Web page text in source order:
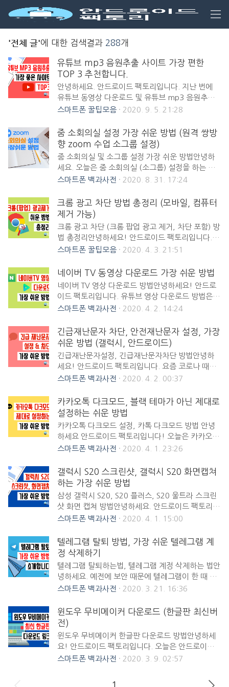
메
'전체 글'에 대한 검색결과 288개
유튜브 mp3 음원추출 사이트 가장 편한
TOP 3 추천합니다.
안녕하세요. 안드로이드 팩토리입니다. 지난 번에
유튜브 동영상 다운로드 및 유튜브 mp3 음원추출
이 가능한 앱/어플을 소개했었는데요. 앱/어플 없이
분들이 계시는 것 같아서 오늘은 유튜브 mp3 음원
추출 사이트 중 가장 편한 TOP 3를 소개하고자 합
니다. 크롬 광고 차단 방법 총정리 (모바일, 컴퓨터
제거 가능) 크롬 광고 차단 (크롬 팝업 광고 제거, 차
단 포함) 방법 총정리 안녕하세요! 안드로이드 팩토
리입니다. 오늘은 크롬 광고 차단 방법을 알아보려
androidsfactory.com 유튜브 mp3 음원 추출 어
플 및 동영상 다운 최고의 앱/어플 다운로드 유튜브
mp3 음원추출 및 유튜브 동영상 다운로드 ..
스마트폰 꿀팁모음 2020. 9. 5. 21:28
줌 소회의실 설정 가장 쉬운 방법 (원격 쌍방
향 zoom 수업 소그룹 설정)
줌 소회의실 및 소그룹 설정 가장 쉬운 방법안녕하
세요. 오늘은 줌 소회의실 (소그룹) 설정을 하는 방
법을 차근차근 쉽게 설명해 보려고 합니다. 제 주변
줌 (zoom) 설정하는 방법에 대해서 물어보시는 분
들이 많습니다. 특히 줌으로 원격 쌍방향 수업을 하
면서 소그룹 및 소회의실을 어떻게 설정하는지 물어
보시는 선생님들이 많은데요. 오늘 아주 쉽게 차근
차근 줌 소회의실 기능을 활용해서 소그룹을 운영하
는 방법을 알아보도록 하겠습니다. Zoom 줌 다운
식 다운로드 페이지 -
https://zoom.us/download Zoom 사용법 3분
만에 설명한 글https://parkpictures.tistory.co..
스마트폰 백과사전 2020. 8. 31. 17:24
크롬 광고 차단 방법 총정리 (모바일, 컴퓨터
제거 가능)
크롬 광고 차단 (크롬 팝업 광고 제거, 차단 포함) 방
법 총정리안녕하세요! 안드로이드 팩토리입니다.
오늘은 크롬 광고 차단 방법을 알아보려고 하는데
많으실 것이라고 생각됩니다. 제 블로그 또한 유지
비 때문에 어쩔 수 없이 광고를 달고 있습니다. 그러
나 이용하면서 광고를 보기 싫어하시는 분들도 있을
것이라고 당연히 생각하기 때문에 오늘은 컴퓨터에
서든 모바일에서든 크롬 광고를 제거하는 방법을 알
광고도 제거하는 방법을 알아보겠습니다. 크롬 광고
의 원인은 어려가지입니다.생각보다 크롬 광고의 원
인이 많기 때문에, 광고 제거 및 차단 방법도 여러가
지 입니다. 당연 모든 것을 해결할 수 있는 한가지의
방법이 있으면 ..
스마트폰 꿀팁모음 2020. 4. 3. 21:51
네이버 TV 동영상 다운로드 가장 쉬운 방법
네이버 TV 영상 다운로드 방법안녕하세요! 안드로
이드 팩토리입니다. 유튜브 영상 다운로드 방법은
이미 많이 소개를 했었죠?
버 TV 동영상 혹은 네이버 영상을 다운로드를 프로
그램 설치 필요 없이 아주 쉽게 하는 방법을 알아보
도록 하겠습니다. 그럼 바로 네이버 영상 다운 방법
아래에서 알아보시죠! 네이버 영상 다운로드 방법
소개1. 컴퓨터에서 네이버 동영상 다운 방법2. 핸드
폰에서 네이버 동영상 다운 방법 먼저 컴퓨터에서
링크를 눌러셔 엽니
다.https://bitdownloader.com/naver-video-
downloader ▼ 자신이 다운 받고 싶은 네이버 TV
동영상 페이지의 U..
스마트폰 백과사전 2020. 4. 2. 14:24
긴급재난문자 차단, 안전재난문자 설정, 가장
쉬운 방법 (갤럭시, 안드로이드)
긴급재난문자설정, 긴급재난문자차단 방법안녕하
세요! 안드로이드 팩토리입니다. 요즘 코로나 때문
에 긴급재난문자가 너무 많이 와서 스트레스가 많이
황당했습니다. 그래서 오늘은 간단하게 긴급재난문
자 설정을 바꿔서 차단하는 가장 쉬운 방법을 알아
보도록 하겠습니다! 긴급재난문자 설정 및 차단 방
법 소개 ▼ 먼저 자신이 사용하는 메시지 앱을 들어
갑니다. (스크린샷은 삼성 갤럭시 시리즈를 기준으
로 설명되었습니다만 대부분 안드로이드 스마트폰
기 위해서 ⋮ (메뉴) 버튼을 누릅니다. ▼ 설정에 들
어갑니다. ▼ 아래와 같이 긴급 알림 설정 혹은 재난
알림 설정에 들어갑니다. ▼ 진동만 꺼주는 방법이
있고 완전히 긴급 알림 설정을..
스마트폰 백과사전 2020. 4. 2. 00:37
카카오톡 다크모드, 블랙 테마가 아닌 제대로
설정하는 쉬운 방법
카카오톡 다크모드 설정, 카톡 다크모드 방법 안녕
하세요 안드로이드 팩토리입니다! 오늘은 카카오톡
다크모드를 제대로 설정하는 방법을 알아보도록 하
테마를 설치해서 사용하라는 방법을 많이 소개했었
는데요. 카카오톡도 이제 다크모드를 공식적으로 지
원하게 되면서 빠르게 다크모드를 설정에서 가능하
게 되었습니다. 그럼 바로 카톡 다크모드 방법 알아
보시죠! 카카오톡 다크모드 설정 방법 ▼ 아래 두 사
진을 보시면 둘다 검은색으로 보이지만 사실 왼쪽은
수 있습니다. 오늘은 오른쪽처럼 완전히 검은 다크
모드를 하는 방법을 알아보도록 하겠습니다. (완전
히 검은 다크모드는 아몰레드 디스플레이에서 배터
리도 절약됩니다.) ▼ 우하단에 "…..
스마트폰 백과사전 2020. 4. 1. 23:26
갤럭시 S20 스크린샷, 갤럭시 S20 화면캡쳐
하는 가장 쉬운 방법
삼성 갤럭시 S20, S20 플러스, S20 울트라 스크린
샷 화면 캡쳐 방법안녕하세요. 안드로이드 팩토리입
니다! 저도 최근에 따끈따끈한 갤럭시 S20 울트라
보니 대체 어떻게 스크린샷을 찍을 수 있는지 화면
캡쳐를 할 수 있는지 헷갈리더라고요. 근데 막상 알
고나니까 또 엄청 쉬웠습니다 ;; 그래서 오늘은 간단
하게 S20 스크린샷 화면 캡쳐를 하는 방법을 알아보
도록 하겠습니다. 갤럭시 S20 시리즈 화면 캡쳐 스
크린샷 방법 ▼ 먼저 가장 간단한 스크린샷 캡쳐 방
니다. 예전에는 길게 눌러야 스크린샷 캡쳐가 되었
다면 이제는 잠깐 볼륨▼ + 전원버튼을 동시에 눌러
야 됩니다. (길게 누르면 캡쳐가 안되고 그냥 전원
종..
스마트폰 백과사전 2020. 4. 1. 15:00
텔레그램 탈퇴 방법, 가장 쉬운 텔레그램 계
정 삭제하기
텔레그램 탈퇴하는법, 텔레그램 계정 삭제하는 법안
녕하세요. 예전에 보안 때문에 텔레그램이 한 때 인
기를 끌었는데요. 요즘은 텔레그램 n번방이니 마약
레그램이 쓰이는 바람에 텔레그램의 이미지가 많이
안 좋아졌습니다. 그래서 텔레그램 탈퇴 방법을 궁
금해 하시는 분들도 많아졌는데요. 오늘 텔레그램
탈퇴 가장 쉽게 하는 방법을 알아보도록 하겠습니
다. 텔레그램 탈퇴 방법은 2가지가 있습니다방법①
한 달 후에 스스로 영구 삭제 되게 하는 방법방법②
쉽지만, 지금 바로 탈퇴 및 계정 삭제를 하고 싶으시
스마트폰 백과사전 2020. 3. 21. 16:36
윈도우 무비메이커 다운로드 (한글판 최신버
전)
윈도우 무비메이커 한글판 다운로드 방법안녕하세
요! 안드로이드 팩토리입니다. 오늘은 안드로이드
대신에 윈도우 팁을 들고 왔습니다. 요즘 유튜브 인
그램 중 하나인 윈도우 무비메이커에 대한 관심도
스마트폰 백과사전 2020. 3. 9. 02:57